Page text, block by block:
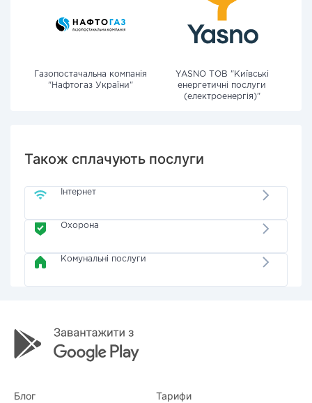
Газопостачальна компанія
"Нафтогаз України"
YASNO ТОВ "Київські
енергетичні послуги
(електроенергія)"
Також сплачують послуги
Інтернет
Охорона
Комунальні послуги
Блог Тарифи